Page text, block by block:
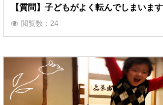
【質問】子どもがよく転んでしまいま
閲覧数：24